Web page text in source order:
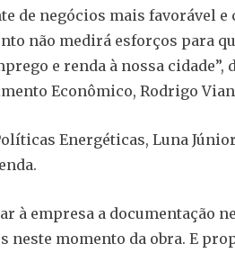
de negócios mais favorável e
não medirá esforços para
e renda à nossa cidade”,
Econômico, Rodrigo
Energéticas, Luna
à empresa a documentação
neste momento da obra. E